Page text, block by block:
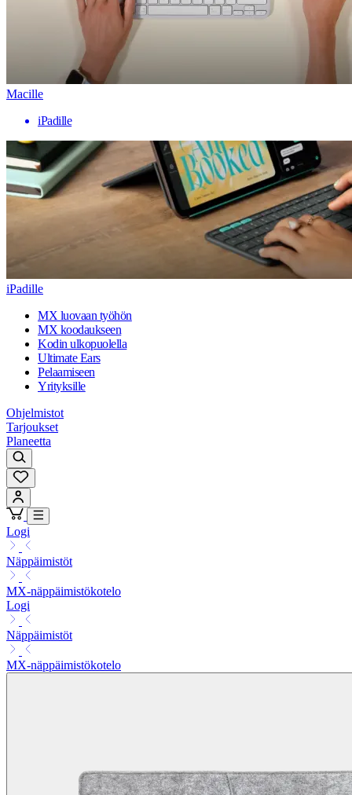
Macille
iPadille
iPadille
MX luovaan työhön
MX koodaukseen
Kodin ulkopuolella
Ultimate Ears
Pelaamiseen
Yrityksille
Ohjelmistot
Tarjoukset
Planeetta
Logi
Näppäimistöt
MX-näppäimistökotelo
Logi
Näppäimistöt
MX-näppäimistökotelo